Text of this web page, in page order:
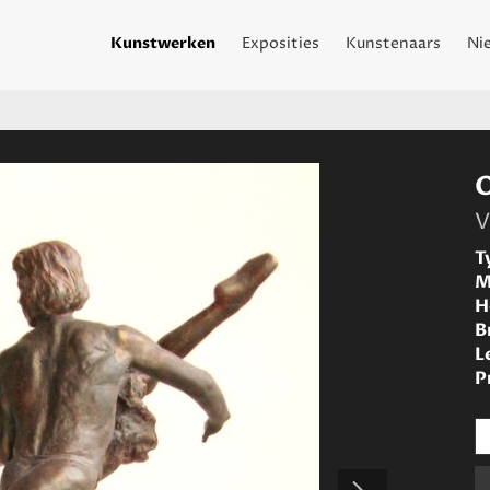
Kunstwerken Exposities Kunstenaars